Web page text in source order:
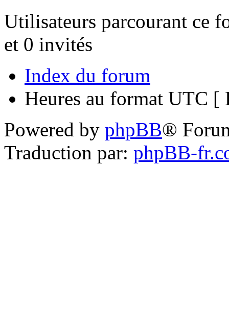
Utilisateurs parcourant ce
et 0 invités
Index du forum
Heures au format UTC [
Powered by phpBB®
Traduction par: phpBB-